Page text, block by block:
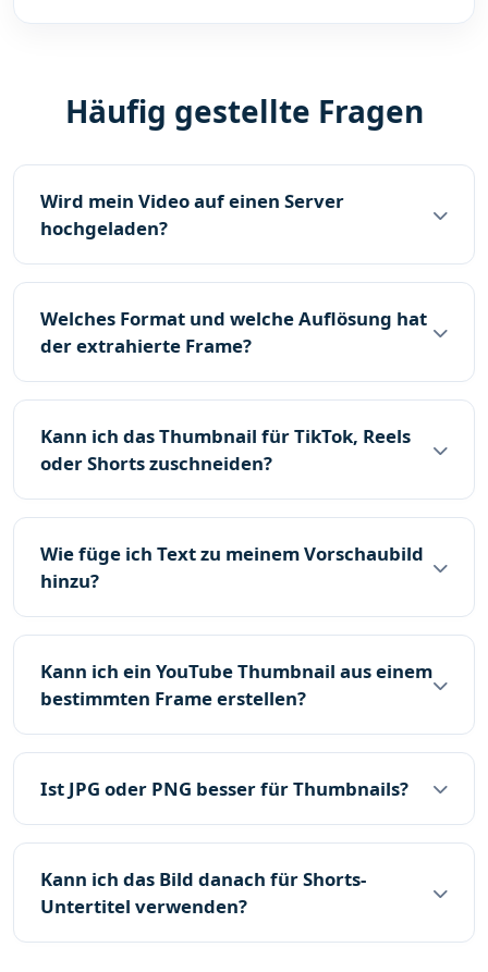
Häufig gestellte Fragen
Wird mein Video auf einen Server
hochgeladen?
Welches Format und welche Auflösung hat
der extrahierte Frame?
Kann ich das Thumbnail für TikTok, Reels
oder Shorts zuschneiden?
Wie füge ich Text zu meinem Vorschaubild
hinzu?
Kann ich ein YouTube Thumbnail aus einem
bestimmten Frame erstellen?
Ist JPG oder PNG besser für Thumbnails?
Kann ich das Bild danach für Shorts-
Untertitel verwenden?